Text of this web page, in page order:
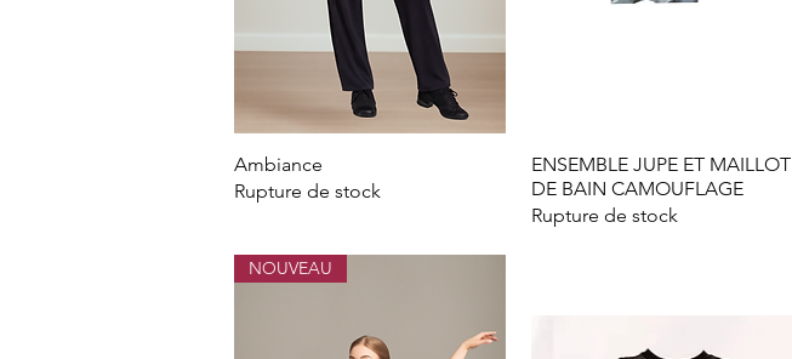
Aperçu rapide
Ambiance
Rupture de stock
Aperçu rapide
ENSEMBLE JUPE ET MAILLOT
DE BAIN CAMOUFLAGE
Rupture de stock
NOUVEAU